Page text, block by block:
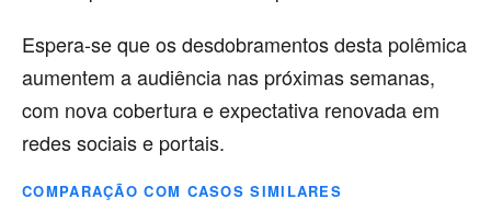
Espera-se que os desdobramentos desta polêmica
aumentem a audiência nas próximas semanas,
com nova cobertura e expectativa renovada em
redes sociais e portais.
COMPARAÇÃO COM CASOS SIMILARES